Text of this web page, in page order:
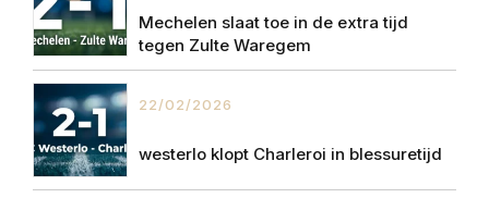
Mechelen slaat toe in de extra tijd
tegen Zulte Waregem
22/02/2026
westerlo klopt Charleroi in blessuretijd